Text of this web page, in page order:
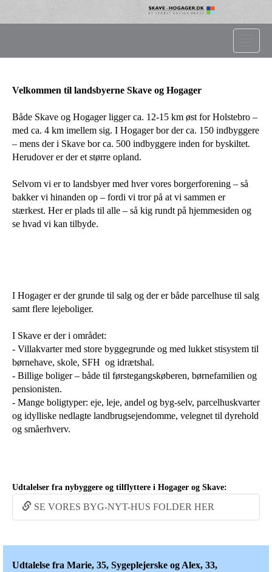
Velkommen til landsbyerne Skave og Hogager
Både Skave og Hogager ligger ca. 12-15 km øst for Holstebro –
med ca. 4 km imellem sig. I Hogager bor der ca. 150 indbyggere
– mens der i Skave bor ca. 500 indbyggere inden for byskiltet.
Herudover er der et større opland.
Selvom vi er to landsbyer med hver vores borgerforening – så
bakker vi hinanden op – fordi vi tror på at vi sammen er
stærkest. Her er plads til alle – så kig rundt på hjemmesiden og
se hvad vi kan tilbyde.
I Hogager er der grunde til salg og der er både parcelhuse til salg
samt flere lejeboliger.
I Skave er der i området:
- Villakvarter med store byggegrunde og med lukket stisystem til
børnehave, skole, SFH og idrætshal.
- Billige boliger – både til førstegangskøberen, børnefamilien og
pensionisten.
- Mange boligtyper: eje, leje, andel og byg-selv, parcelhuskvarter
og idylliske nedlagte landbrugsejendomme, velegnet til dyrehold
og småerhverv.
Udtalelser fra nybyggere og tilflyttere i Hogager og Skave:
SE VORES BYG-NYT-HUS FOLDER HER
Udtalelse fra Marie, 35, Sygeplejerske og Alex, 33,